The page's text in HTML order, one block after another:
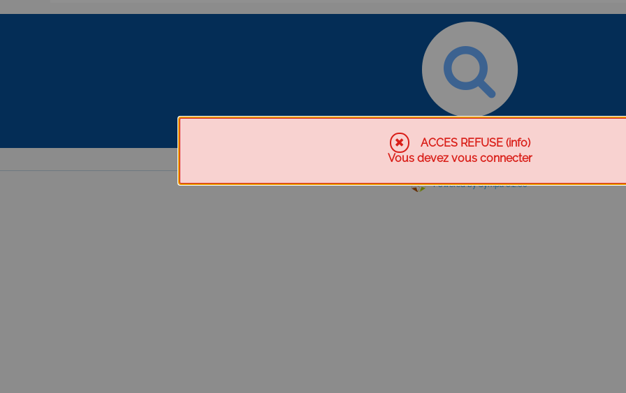
Powered by Sympa 6.2.60
ACCES REFUSE (info)
Vous devez vous connecter